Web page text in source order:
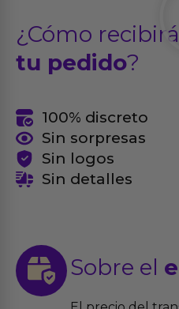
¿Cómo
tu pedido?
100% discreto
Sin sorpresas
Sin logos
Sin detalles
Sobre el